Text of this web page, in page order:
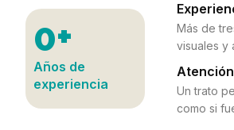
Años de
experiencia
0+
Más de
visuales y
Un trato
como si